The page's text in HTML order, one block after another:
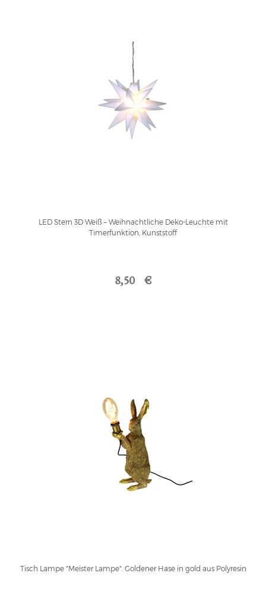
LED Stern 3D Weiß – Weihnachtliche Deko-Leuchte mit
Timerfunktion, Kunststoff
8,50 €
Tisch Lampe "Meister Lampe". Goldener Hase in gold aus Polyresin